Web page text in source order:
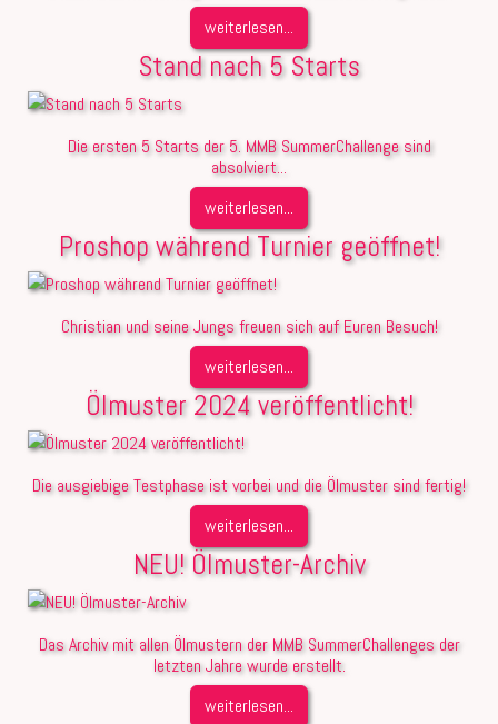
weiterlesen...
Stand nach 5 Starts
Die ersten 5 Starts der 5. MMB SummerChallenge sind
absolviert...
weiterlesen...
Proshop während Turnier geöffnet!
Christian und seine Jungs freuen sich auf Euren Besuch!
weiterlesen...
Ölmuster 2024 veröffentlicht!
Die ausgiebige Testphase ist vorbei und die Ölmuster sind fertig!
weiterlesen...
NEU! Ölmuster-Archiv
Das Archiv mit allen Ölmustern der MMB SummerChallenges der
letzten Jahre wurde erstellt.
weiterlesen...